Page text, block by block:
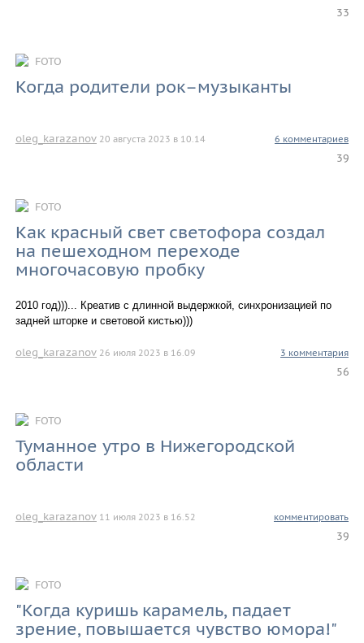
33
FOTO
Когда родители рок–музыканты
oleg_karazanov 20 августа 2023 в 10.14 6 комментариев
39
FOTO
Как красный свет светофора создал
на пешеходном переходе
многочасовую пробку
2010 год)))... Креатив с длинной выдержкой, синхронизацией по
задней шторке и световой кистью)))
oleg_karazanov 26 июля 2023 в 16.09 3 комментария
56
FOTO
Туманное утро в Нижегородской
области
oleg_karazanov 11 июля 2023 в 16.52 комментировать
39
FOTO
"Когда куришь карамель, падает
зрение, повышается чувство юмора!"